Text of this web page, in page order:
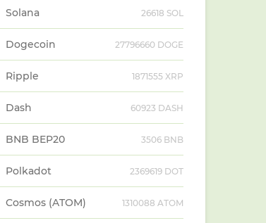
Solana 26618 SOL
Dogecoin 27796660 DOGE
Ripple 1871555 XRP
Dash 60923 DASH
BNB BEP20 3506 BNB
Polkadot 2369619 DOT
Cosmos (ATOM) 1310088 ATOM